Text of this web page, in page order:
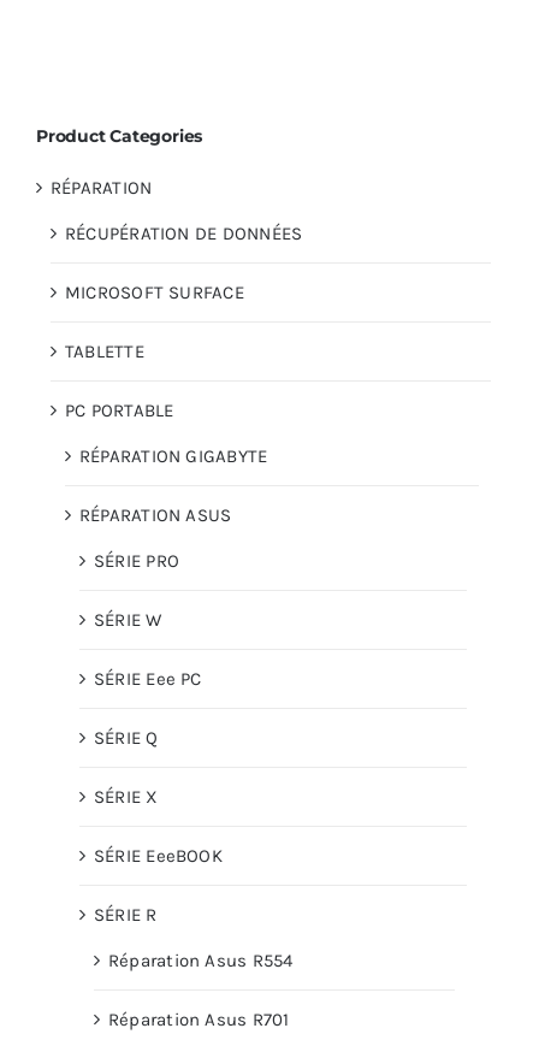
Product Categories
RÉPARATION
RÉCUPÉRATION DE DONNÉES
MICROSOFT SURFACE
TABLETTE
PC PORTABLE
RÉPARATION GIGABYTE
RÉPARATION ASUS
SÉRIE PRO
SÉRIE W
SÉRIE Eee PC
SÉRIE Q
SÉRIE X
SÉRIE EeeBOOK
SÉRIE R
Réparation Asus R554
Réparation Asus R701